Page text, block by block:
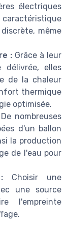
électriques
même
:Grâce à leur
délivrée, elles
de la chaleur
thermique
optimisée.
De nombreuses
d'un ballon
la production
de l'eau pour
Choisir une
une source
l'empreinte